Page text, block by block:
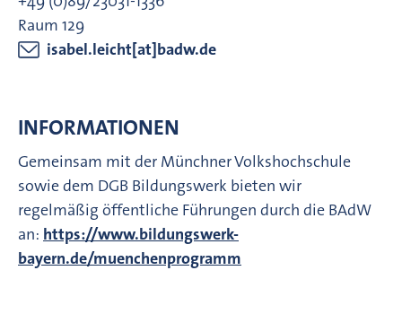
Raum 129
isabel.leicht[at]badw.de
INFORMATIONEN
Gemeinsam mit der Münchner Volkshochschule
sowie dem DGB Bildungswerk bieten wir
regelmäßig öffentliche Führungen durch die BAdW
an: https://www.bildungswerk-
bayern.de/muenchenprogramm